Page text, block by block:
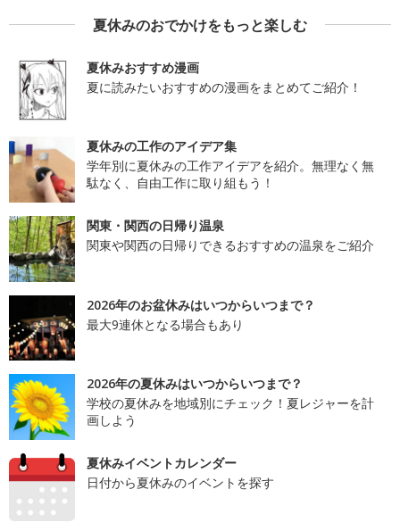
夏休みのおでかけをもっと楽しむ
夏休みおすすめ漫画
夏に読みたいおすすめの漫画をまとめてご紹介！
夏休みの工作のアイデア集
学年別に夏休みの工作アイデアを紹介。無理なく無
駄なく、自由工作に取り組もう！
関東・関西の日帰り温泉
関東や関西の日帰りできるおすすめの温泉をご紹介
2026年のお盆休みはいつからいつまで？
最大9連休となる場合もあり
2026年の夏休みはいつからいつまで？
学校の夏休みを地域別にチェック！夏レジャーを計
画しよう
夏休みイベントカレンダー
日付から夏休みのイベントを探す